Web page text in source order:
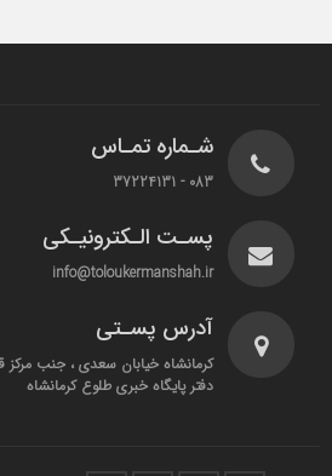
شـماره تمـاس
083 - 37224131
پسـت الـکترونیـکی
info@toloukermanshah.ir
آدرس پسـتی
دفتر پایگاه خبری طلوع کرمانشاه